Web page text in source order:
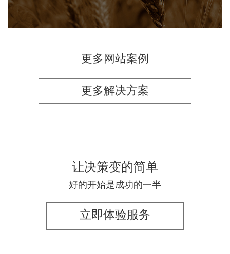
更多网站案例
更多解决方案
让决策变的简单
好的开始是成功的一半
立即体验服务